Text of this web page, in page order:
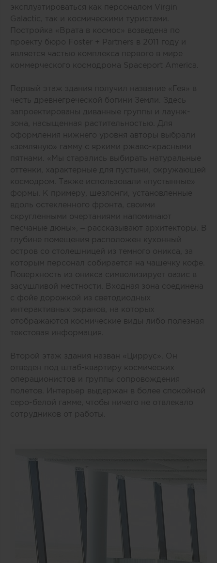
эксплуатироваться как персоналом Virgin
Galactic, так и космическими туристами.
Постройка «Врата в космос» возведена по
проекту бюро Foster + Partners в 2011 году и
является частью комплекса первого в мире
коммерческого космодрома Spaceport America.
Первый этаж здания получил название «Гея» в
честь древнегреческой богини Земли. Здесь
запроектированы диванные группы и лаунж-
зона, насыщенная растительностью. Для
оформления нижнего уровня авторы выбрали
«земляную» гамму с яркими ржаво-красными
пятнами. «Мы старались выбирать натуральные
оттенки, характерные для пустыни, окружающей
космодром. Также использовали «пустынные»
формы. К примеру, шезлонги, установленные
вдоль остекленного фронта, своими
скругленными очертаниями напоминают
песчаные дюны», – рассказывают архитекторы. В
глубине помещения расположен кухонный
остров со столешницей из темного оникса, за
которым персонал собирается на чашечку кофе.
Поверхность из оникса символизирует оазис в
засушливой местности. Входная зона соединена
с фойе дорожкой из светодиодных
интерактивных экранов, на которых
отображаются космические виды либо полезная
текстовая информация.
Второй этаж здания назван «Циррус». Он
отведен под штаб-квартиру космических
операционистов и группы сопровождения
полетов. Интерьер выдержан в более спокойной
серо-белой гамме, чтобы ничего не отвлекало
сотрудников от работы.